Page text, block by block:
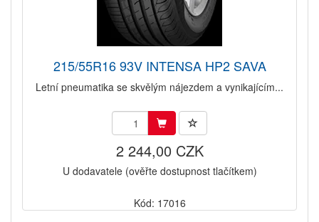
215/55R16 93V INTENSA HP2 SAVA
Letní pneumatika se skvělým nájezdem a vynikajícím...
2 244,00 CZK
U dodavatele (ověřte dostupnost tlačítkem)
Kód: 17016